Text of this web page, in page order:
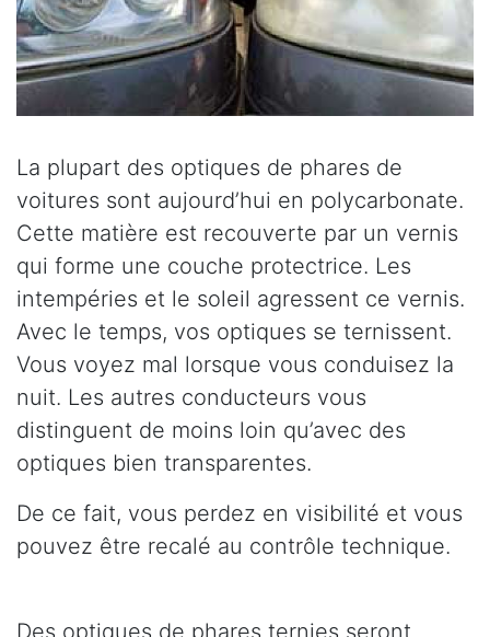
La plupart des optiques de phares de
voitures sont aujourd’hui en polycarbonate.
Cette matière est recouverte par un vernis
qui forme une couche protectrice. Les
intempéries et le soleil agressent ce vernis.
Avec le temps, vos optiques se ternissent.
Vous voyez mal lorsque vous conduisez la
nuit. Les autres conducteurs vous
distinguent de moins loin qu’avec des
optiques bien transparentes.
De ce fait, vous perdez en visibilité et vous
pouvez être recalé au contrôle technique.